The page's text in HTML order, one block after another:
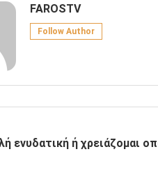
FAROSTV
Follow Author
ενυδατική ή χρειάζομαι